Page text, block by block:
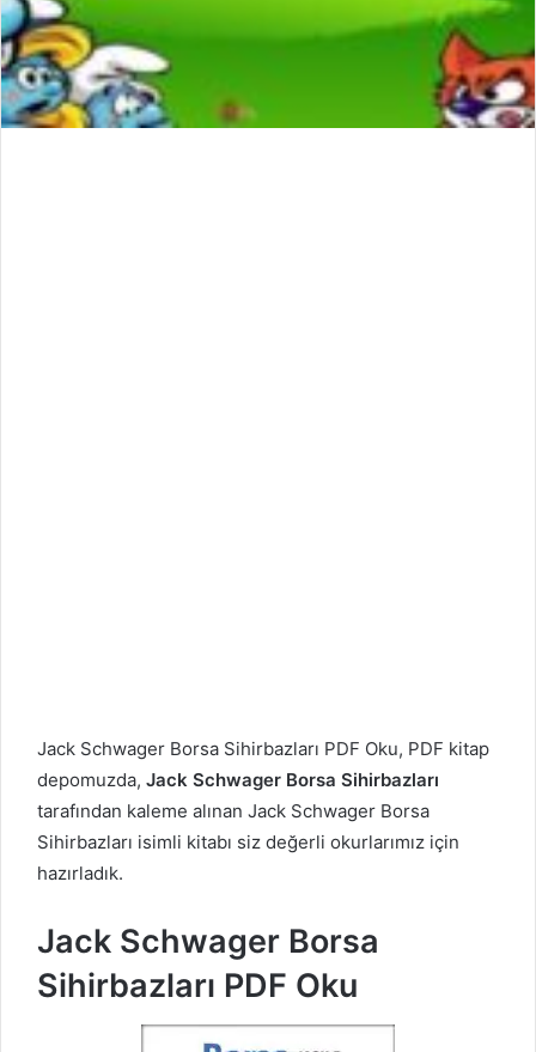
Jack Schwager Borsa Sihirbazları PDF Oku, PDF kitap
depomuzda, Jack Schwager Borsa Sihirbazları
tarafından kaleme alınan Jack Schwager Borsa
Sihirbazları isimli kitabı siz değerli okurlarımız için
hazırladık.
Jack Schwager Borsa
Sihirbazları PDF Oku